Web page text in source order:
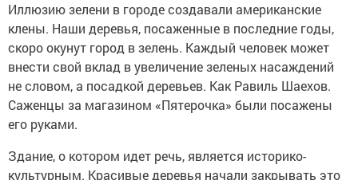
Иллюзию зелени в городе создавали американские
клены. Наши деревья, посаженные в последние годы,
скоро окунут город в зелень. Каждый человек может
внести свой вклад в увеличение зеленых насаждений
не словом, а посадкой деревьев. Как Равиль Шаехов.
Саженцы за магазином «Пятерочка» были посажены
его руками.
Здание, о котором идет речь, является историко-
культурным. Красивые деревья начали закрывать это